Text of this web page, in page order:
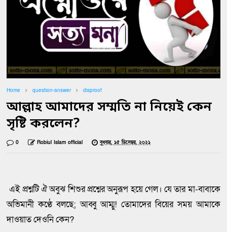
Home question-answer disproof
আল্লাহ আমাদের সম্মতি না নিয়েই কেন
সৃষ্টি করলেন?
0 Robiul Islam official বুধবার, ১৫ ডিসেম্বর, ২০২১
এই প্রশ্নটি ঐ অবুঝ শিশুর প্রশ্নের অনুরূপ হয়ে গেল। যে তার মা-বাবাকে
অভিমানী কণ্ঠে বলছে; আব্বু আম্মু! তোমাদের বিয়ের সময় আমাকে
দাওয়াত দেওনি কেন?